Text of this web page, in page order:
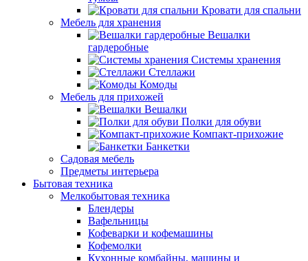
Кровати для спальни
Мебель для хранения
Вешалки
гардеробные
Системы хранения
Стеллажи
Комоды
Мебель для прихожей
Вешалки
Полки для обуви
Компакт-прихожие
Банкетки
Садовая мебель
Предметы интерьера
Бытовая техника
Мелкобытовая техника
Блендеры
Вафельницы
Кофеварки и кофемашины
Кофемолки
Кухонные комбайны, машины и